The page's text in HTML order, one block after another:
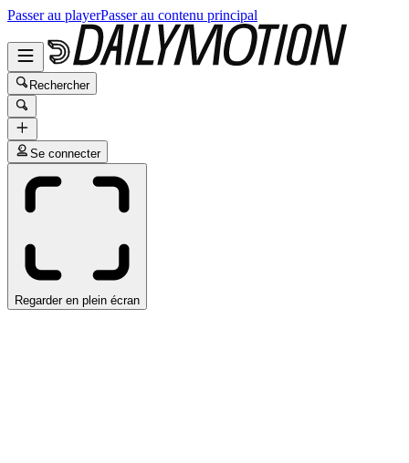
Passer au playerPasser au contenu principal
Rechercher
Se connecter
Regarder en plein écran